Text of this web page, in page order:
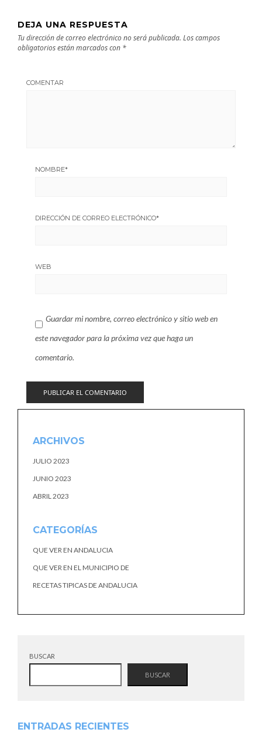
DEJA UNA RESPUESTA
Tu dirección de correo electrónico no será publicada. Los campos
obligatorios están marcados con *
COMENTAR
NOMBRE*
DIRECCIÓN DE CORREO ELECTRÓNICO*
WEB
Guardar mi nombre, correo electrónico y sitio web en
este navegador para la próxima vez que haga un
comentario.
ARCHIVOS
JULIO 2023
JUNIO 2023
ABRIL 2023
CATEGORÍAS
QUE VER EN ANDALUCIA
QUE VER EN EL MUNICIPIO DE
RECETAS TIPICAS DE ANDALUCIA
BUSCAR
BUSCAR
ENTRADAS RECIENTES